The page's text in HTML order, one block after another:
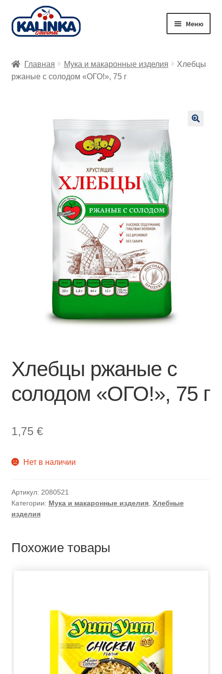
Перейти
к
Перейти
к
Меню
Заказ онлайн
Главная Мука и макаронные изделия
Хлебцы
ржаные с солодом «ОГО!», 75 г
Хлебцы ржаные с
солодом «ОГО!», 75 г
1,75 €
Нет в наличии
Артикул: 2080521
Категории: Мука и макаронные изделия, Хлебные
изделия
Похожие товары